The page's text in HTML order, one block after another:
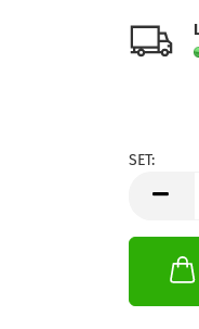
SET: